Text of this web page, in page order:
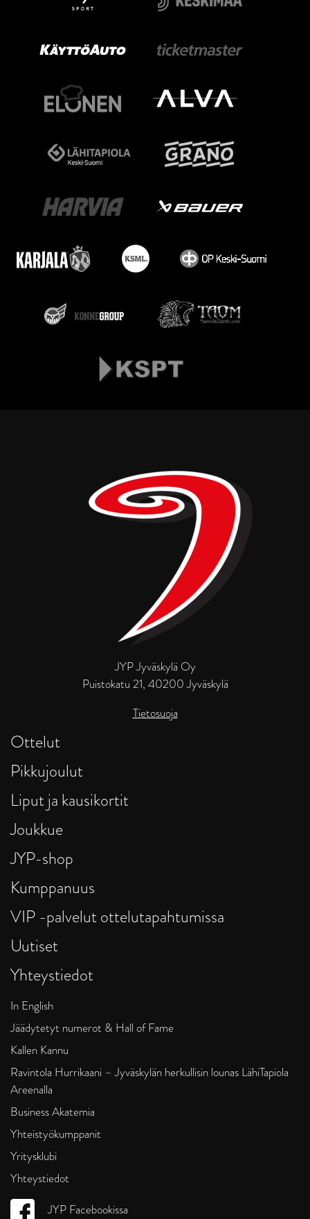
JYP Jyväskylä Oy
Puistokatu 21, 40200 Jyväskylä
Tietosuoja
Ottelut
Pikkujoulut
Liput ja kausikortit
Joukkue
JYP-shop
Kumppanuus
VIP -palvelut ottelutapahtumissa
Uutiset
Yhteystiedot
In English
Jäädytetyt numerot & Hall of Fame
Kallen Kannu
Ravintola Hurrikaani – Jyväskylän herkullisin lounas LähiTapiola
Areenalla
Business Akatemia
Yhteistyökumppanit
Yritysklubi
Yhteystiedot
JYP Facebookissa